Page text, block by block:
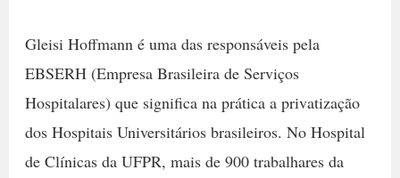
Gleisi Hoffmann é uma das responsáveis pela
EBSERH (Empresa Brasileira de Serviços
Hospitalares) que significa na prática a privatização
dos Hospitais Universitários brasileiros. No Hospital
de Clínicas da UFPR, mais de 900 trabalhares da